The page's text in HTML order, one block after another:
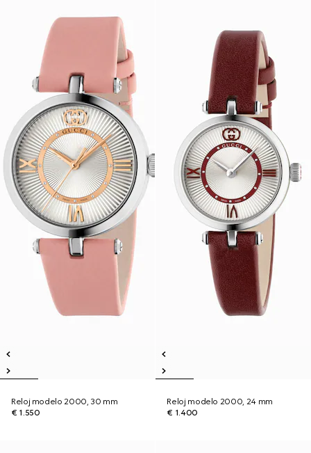
Reloj modelo 2000, 30 mm
€ 1.550
Reloj modelo 2000, 24 mm
€ 1.400